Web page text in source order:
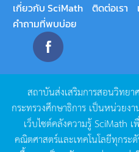
เกี่ยวกับ SciMath ติดต่อเรา
คำถามที่พบบ่อย
สถาบันส่งเสริมการสอนวิทยา
กระทรวงศึกษาธิการ เป็นหน่วยงา
เว็บไซต์คลังความรู้SciMath เ
คณิตศาสตร์และเทคโนโลยีทุกระ